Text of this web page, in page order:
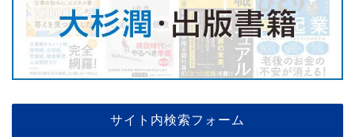
サイト内検索フォーム